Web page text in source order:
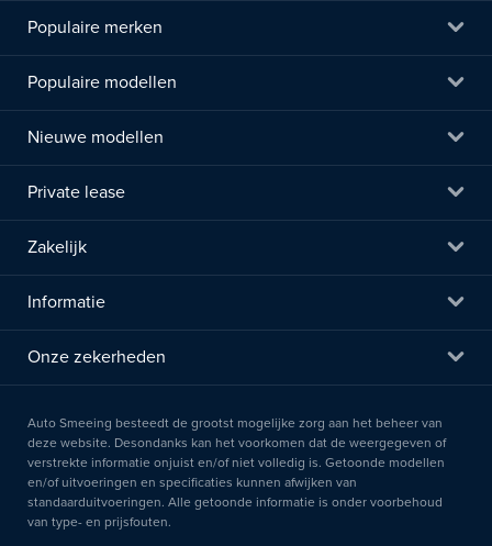
Populaire merken
Populaire modellen
Nieuwe modellen
Private lease
Zakelijk
Informatie
Onze zekerheden
Auto Smeeing besteedt de grootst mogelijke zorg aan het beheer van
deze website. Desondanks kan het voorkomen dat de weergegeven of
verstrekte informatie onjuist en/of niet volledig is. Getoonde modellen
en/of uitvoeringen en specificaties kunnen afwijken van
standaarduitvoeringen. Alle getoonde informatie is onder voorbehoud
van type- en prijsfouten.